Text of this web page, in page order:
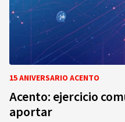
15 ANIVERSARIO ACENTO
Acento: ejercicio
aportar